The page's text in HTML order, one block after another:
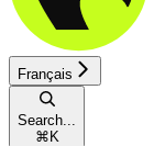
Français
Search...
⌘ K